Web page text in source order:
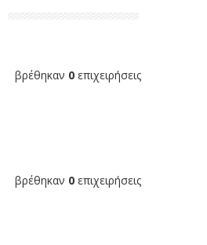
βρέθηκαν 0 επιχειρήσεις
βρέθηκαν 0 επιχειρήσεις